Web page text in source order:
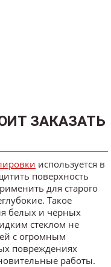
ЗАКАЗАТЬ
используется в
поверхность
для старого
Такое
белых и чёрных
стеклом не
с огромным
повреждениях
работы.